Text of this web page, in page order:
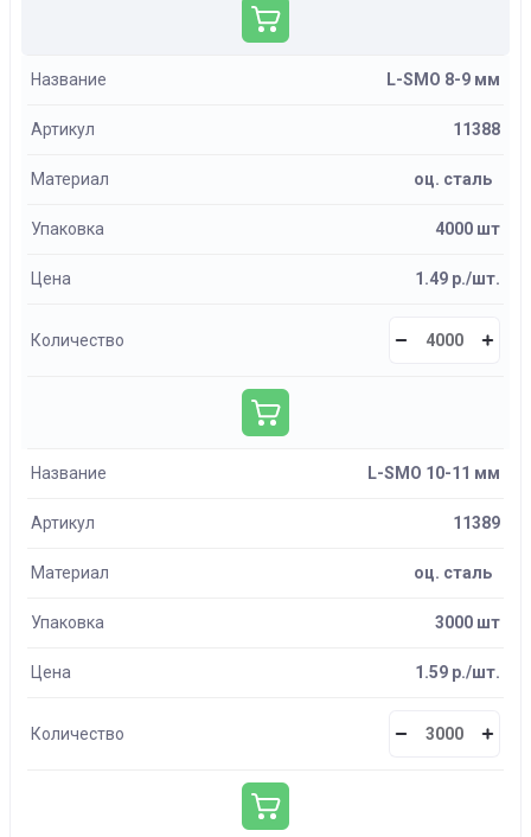
Название L-SMO 8-9 мм
Артикул 11388
Материал оц. сталь
Упаковка 4000 шт
Цена 1.49 р./шт.
Количество
Название L-SMO 10-11 мм
Артикул 11389
Материал оц. сталь
Упаковка 3000 шт
Цена 1.59 р./шт.
Количество